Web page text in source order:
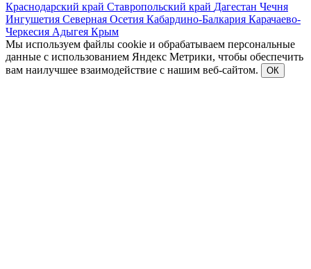
Краснодарский край Ставропольский край Дагестан Чечня
Ингушетия Северная Осетия Кабардино-Балкария Карачаево-
Черкесия Адыгея Крым
Мы используем файлы cookie и обрабатываем персональные
данные с использованием Яндекс Метрики, чтобы обеспечить
вам наилучшее взаимодействие с нашим веб-сайтом.
ОК